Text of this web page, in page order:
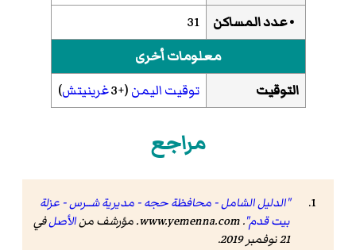
• عدد المساكن
31
معلومات أخرى
التوقيت
توقيت اليمن(+3 غرينيتش)
مراجع
"الدليل الشامل - محافظة حجه - مديرية شـــرس - عزلة
بيت قدم".
www.yemenna.com. مؤرشف منالأصلفي
21 نوفمبر 2019
.